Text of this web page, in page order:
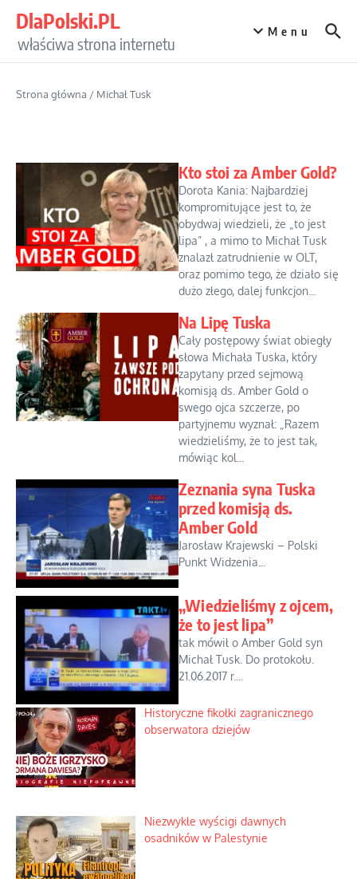
DlaPolski.PL
właściwa strona internetu
Menu
Strona główna / Michał Tusk
Kto stoi za Amber Gold?
Dorota Kania: Najbardziej
kompromitujące jest to, że
obydwaj wiedzieli, że „to jest
lipa” , a mimo to Michał Tusk
znalazł zatrudnienie w OLT,
oraz pomimo tego, że działo się
dużo złego, dalej funkcjon...
Na Lipę Tuska
Cały postępowy świat obiegły
słowa Michała Tuska, który
zapytany przed sejmową
komisją ds. Amber Gold o
swego ojca szczerze, po
partyjnemu wyznał: „Razem
wiedzieliśmy, że to jest tak,
mówiąc kol...
Zeznania syna Tuska
przed komisją ds.
Amber Gold
Jarosław Krajewski – Polski
Punkt Widzenia...
„Wiedzieliśmy z ojcem,
że to jest lipa”
tak mówił o Amber Gold syn
Michał Tusk. Do protokołu.
21.06.2017 r....